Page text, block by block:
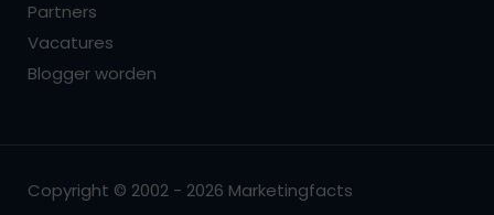
Partners
Vacatures
Blogger worden
Copyright © 2002 - 2026 Marketingfacts